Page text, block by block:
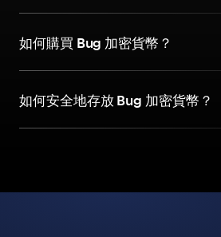
如何購買 Bug 加密貨幣？
如何安全地存放 Bug 加密貨幣？